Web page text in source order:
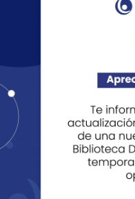
adelante recuerda
Entendido